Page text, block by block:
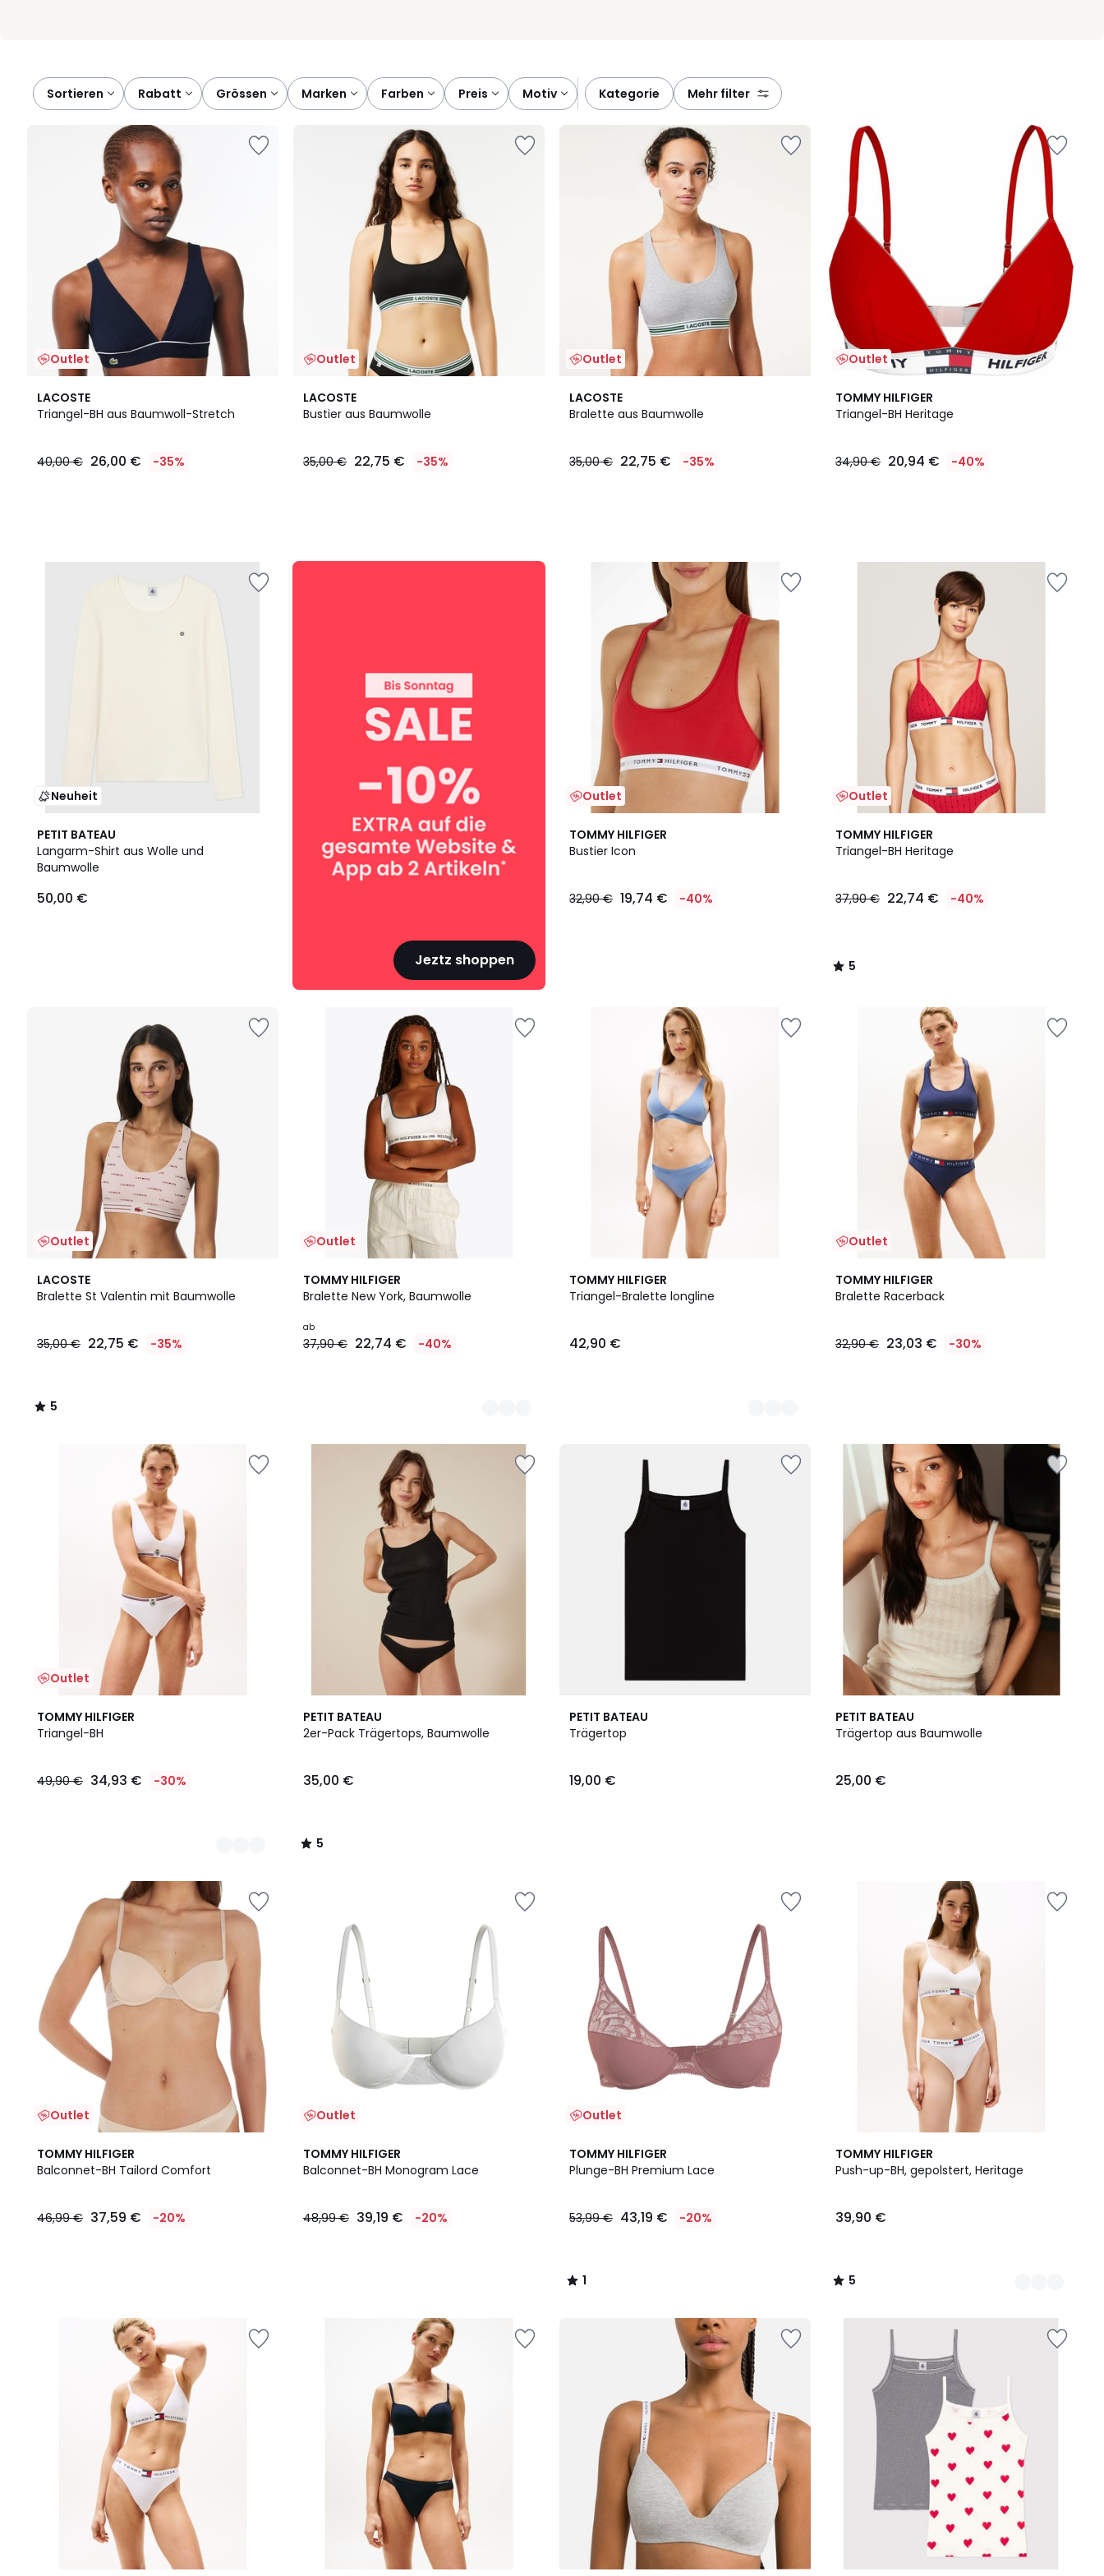
Sortieren rabatt grössen marken farben preis motiv kategorie mehr filter
Outlet
LACOSTE
Triangel-BH aus Baumwoll-Stretch
€
angewendet.
40,00 € 26,00 € -35%
Outlet
LACOSTE
Bustier aus Baumwolle
35,00 € 22,75 € -35%
Outlet
LACOSTE
Bralette aus Baumwolle
35,00 € 22,75 € -35%
Outlet
TOMMY HILFIGER
Triangel-BH Heritage
34,90 € 20,94 € -40%
Neuheit
PETIT BATEAU
Langarm-Shirt aus Wolle und
Baumwolle
50,00 €
Jeztz shoppen
SALE
Outlet
TOMMY HILFIGER
Bustier Icon
32,90 € 19,74 € -40%
Outlet
TOMMY HILFIGER
Triangel-BH Heritage
37,90 € 22,74 € -40%
5
/
5
/
Outlet
LACOSTE
Bralette St Valentin mit Baumwolle
35,00 € 22,75 € -35%
5
/
5
/
Outlet
TOMMY HILFIGER
Bralette New York, Baumwolle
ab
37,90 € 22,74 € -40%
2
Farben
TOMMY HILFIGER
Triangel-Bralette longline
42,90 €
2
Farben
Outlet
TOMMY HILFIGER
Bralette Racerback
32,90 € 23,03 € -30%
Outlet
TOMMY HILFIGER
Triangel-BH
49,90 € 34,93 € -30%
2
Farben
PETIT BATEAU
2er-Pack Trägertops, Baumwolle
35,00 €
5
/
5
/
PETIT BATEAU
Trägertop
19,00 €
PETIT BATEAU
Trägertop aus Baumwolle
25,00 €
Outlet
TOMMY HILFIGER
Balconnet-BH Tailord Comfort
46,99 € 37,59 € -20%
Outlet
TOMMY HILFIGER
Balconnet-BH Monogram Lace
48,99 € 39,19 € -20%
Outlet
TOMMY HILFIGER
Plunge-BH Premium Lace
53,99 € 43,19 € -20%
1
/
1
/
TOMMY HILFIGER
Push-up-BH, gepolstert, Heritage
39,90 €
5
/
3
Farben
5
/